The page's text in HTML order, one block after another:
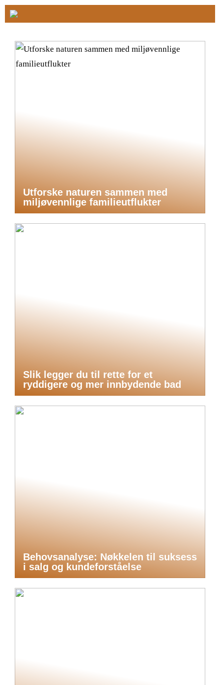
Utforske naturen sammen med
miljøvennlige familieutflukter
Slik legger du til rette for et
ryddigere og mer innbydende bad
Behovsanalyse: Nøkkelen til suksess
i salg og kundeforståelse